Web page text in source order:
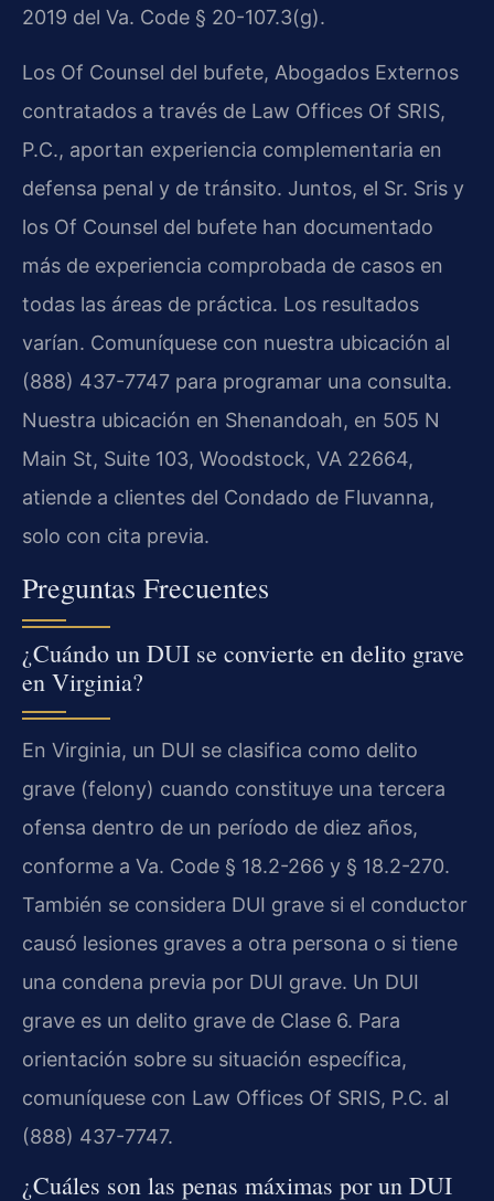
2019 del Va. Code § 20-107.3(g).
Los Of Counsel del bufete, Abogados Externos
contratados a través de Law Offices Of SRIS,
P.C., aportan experiencia complementaria en
defensa penal y de tránsito. Juntos, el Sr. Sris y
los Of Counsel del bufete han documentado
más de experiencia comprobada de casos en
todas las áreas de práctica. Los resultados
varían. Comuníquese con nuestra ubicación al
(888) 437-7747 para programar una consulta.
Nuestra ubicación en Shenandoah, en 505 N
Main St, Suite 103, Woodstock, VA 22664,
atiende a clientes del Condado de Fluvanna,
solo con cita previa.
Preguntas Frecuentes
¿Cuándo un DUI se convierte en delito grave
en Virginia?
En Virginia, un DUI se clasifica como delito
grave (felony) cuando constituye una tercera
ofensa dentro de un período de diez años,
conforme a Va. Code § 18.2-266 y § 18.2-270.
También se considera DUI grave si el conductor
causó lesiones graves a otra persona o si tiene
una condena previa por DUI grave. Un DUI
grave es un delito grave de Clase 6. Para
orientación sobre su situación específica,
comuníquese con Law Offices Of SRIS, P.C. al
(888) 437-7747.
¿Cuáles son las penas máximas por un DUI